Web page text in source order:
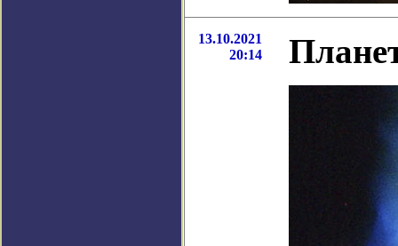
13.10.2021
20:14